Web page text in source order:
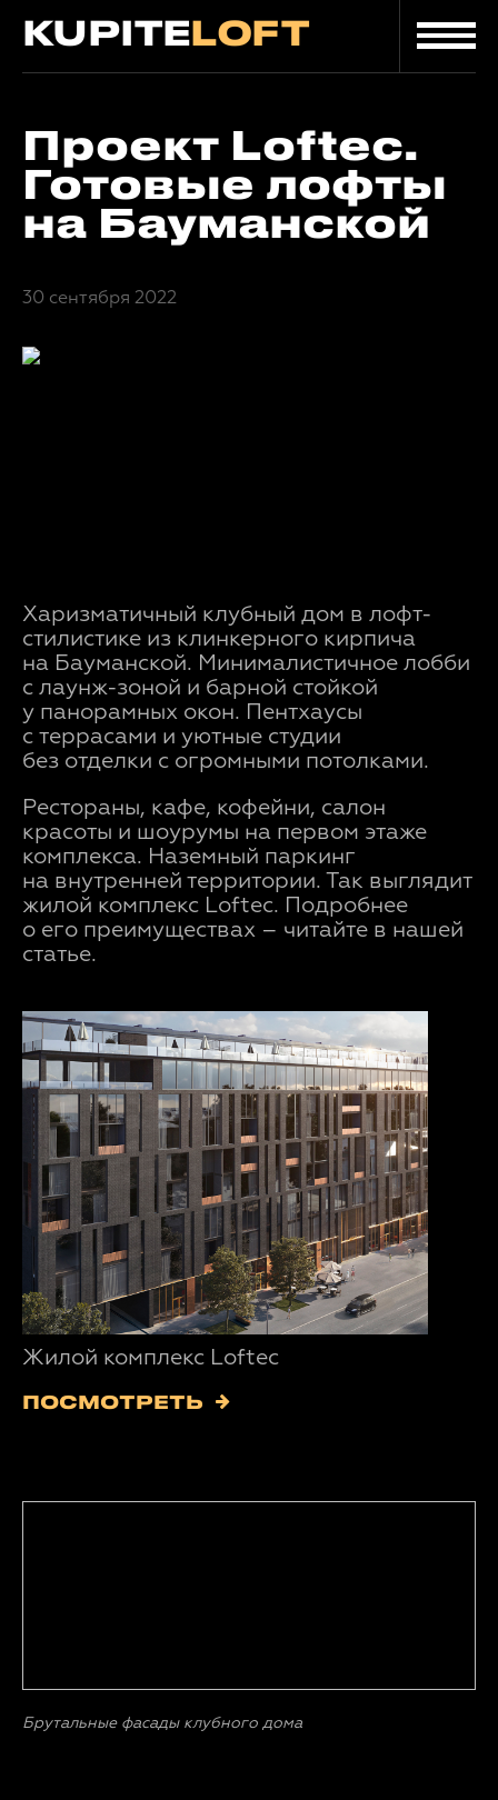
KUPITE LOFT
Проект Loftec.
Готовые лофты
на Бауманской
30 сентября 2022
Харизматичный клубный дом в лофт-
стилистике из клинкерного кирпича
на Бауманской. Минималистичное лобби
с лаунж-зоной и барной стойкой
у панорамных окон. Пентхаусы
с террасами и уютные студии
без отделки с огромными потолками.
Рестораны, кафе, кофейни, салон
красоты и шоурумы на первом этаже
комплекса. Наземный паркинг
на внутренней территории. Так выглядит
жилой комплекс Loftec. Подробнее
о его преимуществах – читайте в нашей
статье.
Жилой комплекс Loftec
ПОСМОТРЕТЬ
Брутальные фасады клубного дома